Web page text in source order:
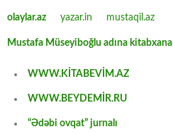
olaylar.az yazar.in mustaqil.az
Mustafa Müseyiboğlu adına kitabxana
WWW.KİTABEVİM.AZ
WWW.BEYDEMİR.RU
“Ədəbi ovqat” jurnalı